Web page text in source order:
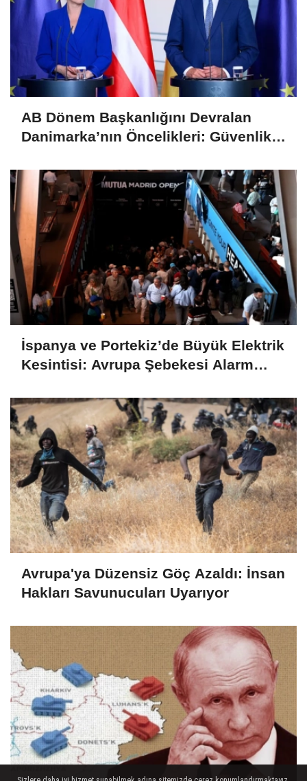
AB Dönem Başkanlığını Devralan
Danimarka’nın Öncelikleri: Güvenlik
İspanya ve Portekiz’de Büyük Elektrik
Kesintisi: Avrupa Şebekesi Alarm
Avrupa'ya Düzensiz Göç Azaldı: İnsan
Hakları Savunucuları Uyarıyor